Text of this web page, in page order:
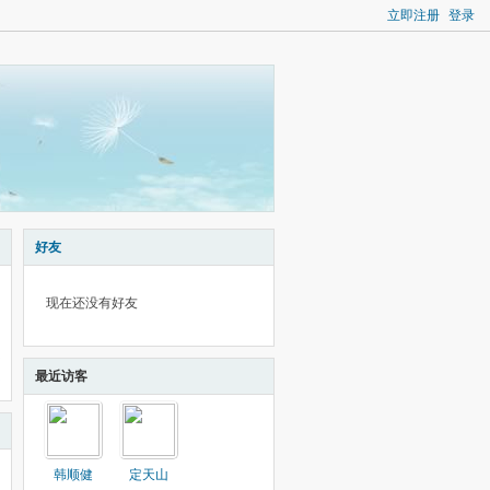
立即注册 登录
好友
现在还没有好友
最近访客
韩顺健
定天山